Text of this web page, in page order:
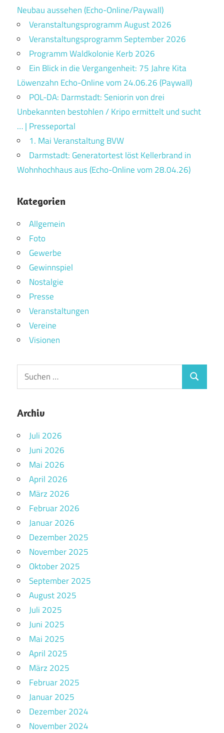
Neubau aussehen (Echo-Online/Paywall)
Veranstaltungsprogramm August 2026
Veranstaltungsprogramm September 2026
Programm Waldkolonie Kerb 2026
Ein Blick in die Vergangenheit: 75 Jahre Kita
Löwenzahn Echo-Online vom 24.06.26 (Paywall)
POL-DA: Darmstadt: Seniorin von drei
Unbekannten bestohlen / Kripo ermittelt und sucht
… | Presseportal
1. Mai Veranstaltung BVW
Darmstadt: Generatortest löst Kellerbrand in
Wohnhochhaus aus (Echo-Online vom 28.04.26)
Kategorien
Allgemein
Foto
Gewerbe
Gewinnspiel
Nostalgie
Presse
Veranstaltungen
Vereine
Visionen
Archiv
Juli 2026
Juni 2026
Mai 2026
April 2026
März 2026
Februar 2026
Januar 2026
Dezember 2025
November 2025
Oktober 2025
September 2025
August 2025
Juli 2025
Juni 2025
Mai 2025
April 2025
März 2025
Februar 2025
Januar 2025
Dezember 2024
November 2024